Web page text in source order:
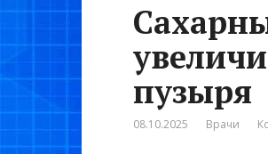
пузыря
08.10.2025 Врачи